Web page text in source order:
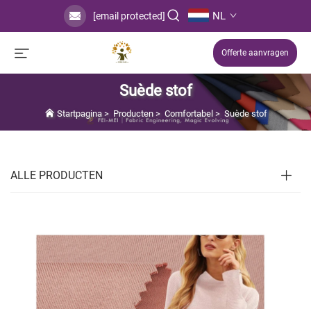
[email protected] NL
Offerte aanvragen
Suède stof
Startpagina> Producten> Comfortabel > Suède stof
ALLE PRODUCTEN